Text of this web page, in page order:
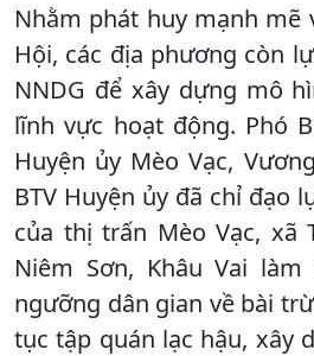
Nhằm phát huy mạnh mẽ
Hội, các địa phương còn
NNDG để xây dựng mô
lĩnh vực hoạt động. Phó
Huyện ủy Mèo Vạc,
BTV Huyện ủy đã chỉ đạo
của thị trấn Mèo Vạc, xã
Niêm Sơn, Khâu Vai
ngưỡng dân gian về bài
tục tập quán lạc hậu, xây